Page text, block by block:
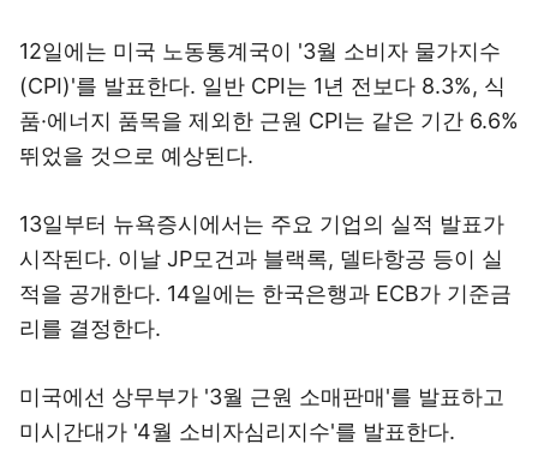
12일에는 미국 노동통계국이 '3월 소비자 물가지수
(CPI)'를 발표한다. 일반 CPI는 1년 전보다 8.3%, 식
품·에너지 품목을 제외한 근원 CPI는 같은 기간 6.6%
뛰었을 것으로 예상된다.
13일부터 뉴욕증시에서는 주요 기업의 실적 발표가
시작된다. 이날 JP모건과 블랙록, 델타항공 등이 실
적을 공개한다. 14일에는 한국은행과 ECB가 기준금
리를 결정한다.
미국에선 상무부가 '3월 근원 소매판매'를 발표하고
미시간대가 '4월 소비자심리지수'를 발표한다.